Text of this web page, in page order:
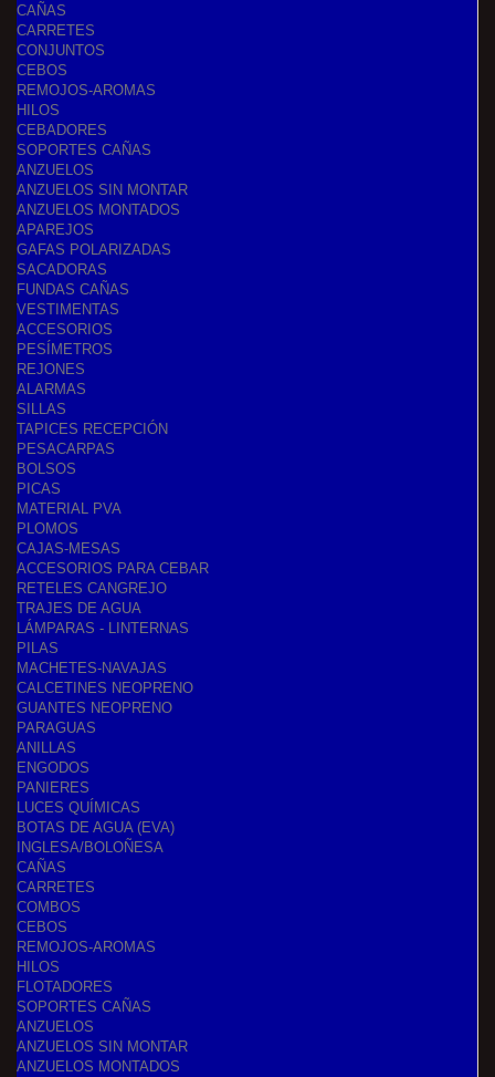
CAÑAS
CARRETES
CONJUNTOS
CEBOS
REMOJOS-AROMAS
HILOS
CEBADORES
SOPORTES CAÑAS
ANZUELOS
ANZUELOS SIN MONTAR
ANZUELOS MONTADOS
APAREJOS
GAFAS POLARIZADAS
SACADORAS
FUNDAS CAÑAS
VESTIMENTAS
ACCESORIOS
PESÍMETROS
REJONES
ALARMAS
SILLAS
TAPICES RECEPCIÓN
PESACARPAS
BOLSOS
PICAS
MATERIAL PVA
PLOMOS
CAJAS-MESAS
ACCESORIOS PARA CEBAR
RETELES CANGREJO
TRAJES DE AGUA
LÁMPARAS - LINTERNAS
PILAS
MACHETES-NAVAJAS
CALCETINES NEOPRENO
GUANTES NEOPRENO
PARAGUAS
ANILLAS
ENGODOS
PANIERES
LUCES QUÍMICAS
BOTAS DE AGUA (EVA)
INGLESA/BOLOÑESA
CAÑAS
CARRETES
COMBOS
CEBOS
REMOJOS-AROMAS
HILOS
FLOTADORES
SOPORTES CAÑAS
ANZUELOS
ANZUELOS SIN MONTAR
ANZUELOS MONTADOS